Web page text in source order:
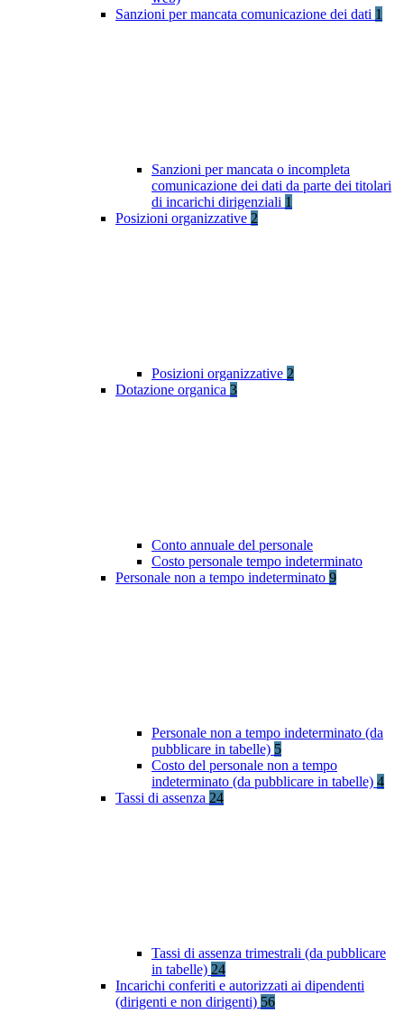
Sanzioni per mancata comunicazione dei dati 1
Sanzioni per mancata o incompleta
comunicazione dei dati da parte dei titolari
di incarichi dirigenziali 1
Posizioni organizzative 2
Posizioni organizzative 2
Dotazione organica 3
Conto annuale del personale
Costo personale tempo indeterminato
Personale non a tempo indeterminato 9
Personale non a tempo indeterminato (da
pubblicare in tabelle) 5
Costo del personale non a tempo
indeterminato (da pubblicare in tabelle) 4
Tassi di assenza 24
Tassi di assenza trimestrali (da pubblicare
in tabelle) 24
Incarichi conferiti e autorizzati ai dipendenti
(dirigenti e non dirigenti) 56